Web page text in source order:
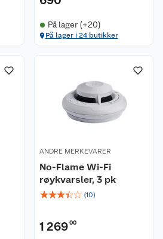
På lager (+20)
På lager i 24 butikker
ANDRE MERKEVARER
No-Flame Wi-Fi
røykvarsler, 3 pk
☆☆☆☆☆ (10)
1 26900